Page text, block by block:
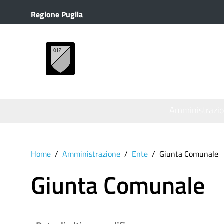
Regione Puglia
Home Amministrazione Ente Giunta Comunale
Giunta Comunale